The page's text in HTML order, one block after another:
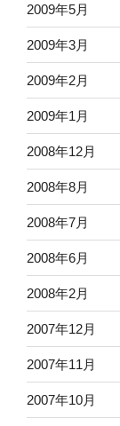
2009年5月
2009年3月
2009年2月
2009年1月
2008年12月
2008年8月
2008年7月
2008年6月
2008年2月
2007年12月
2007年11月
2007年10月